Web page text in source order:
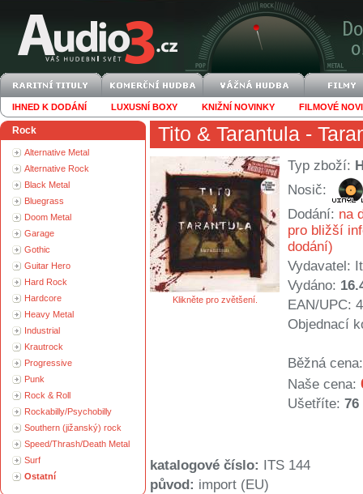
IHNED K DODÁNÍ LUXUSNÍ BOXY KNIŽNÍ NOVINKY FILMOVÉ
Rock
Alternative Metal
Alternative Rock
Black Metal
Bluegrass
Doom Metal
Garage
Gothic
Guitar Hero
Hard Rock
Hardcore
Heavy Metal
Industrial
Krautrock
Progressive
Punk
Rock & Roll
Rockabilly/Psychobilly
Southern (jižanský) rock
Speed/Thrash/Death Metal
Surf
Ostatní
Tito & Tarantula -
Klikněte pro zvětšení.
Typ zboží:
Nosič:
Dodání: na
pro bližší
dodání)
Vydavatel:
Vydáno:
EAN/UPC:
Objednací
Běžná cena:
Naše cena:
Ušetříte: 76
katalogové číslo:
ITS 144
původ: import (EU)